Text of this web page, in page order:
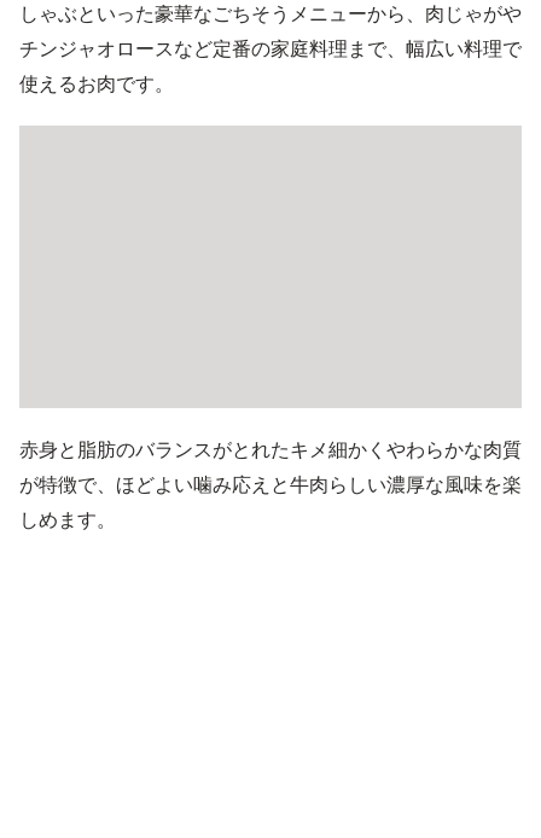
しゃぶといった豪華なごちそうメニューから、肉じゃがや
チンジャオロースなど定番の家庭料理まで、幅広い料理で
使えるお肉です。
赤身と脂肪のバランスがとれたキメ細かくやわらかな肉質
が特徴で、ほどよい噛み応えと牛肉らしい濃厚な風味を楽
しめます。